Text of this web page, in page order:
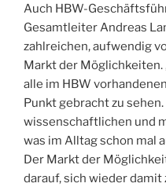
Auch HBW-
Gesamtleiter Andreas
zahlreichen, aufwendig
Markt der Möglichkeiten.
alle im HBW
Punkt gebracht zu
wissenschaftlichen und
was im Alltag schon mal
Der Markt der
darauf, sich wieder